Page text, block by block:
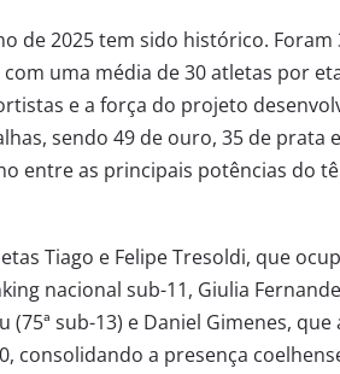
de 2025 tem sido histórico. Foram
uma média de 30 atletas por
e a força do projeto
sendo 49 de ouro, 35 de prata
entre as principais potências do
Tiago e Felipe Tresoldi, que
nacional sub-11, Giulia
(75ª sub-13) e Daniel Gimenes, que
consolidando a presença